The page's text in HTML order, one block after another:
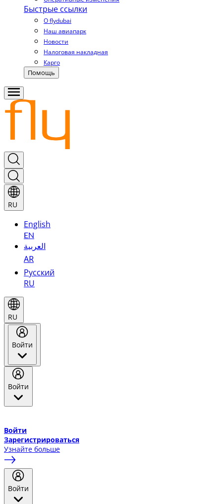
Быстрые ссылки
О flydubai
Наш авиапарк
Новости
Налоговая накладная
Карго
Помощь
RU
English
EN
العربية
AR
Русский
RU
RU
Войти
Войти
Войти
Зарегистрироваться
Узнайте больше
Войти